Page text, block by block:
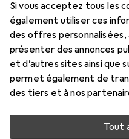
Si vous acceptez tous les
également utiliser ces
des offres
présenter des annonces
et d’autres sites ainsi que
permet également de
des tiers et à nos
Tout